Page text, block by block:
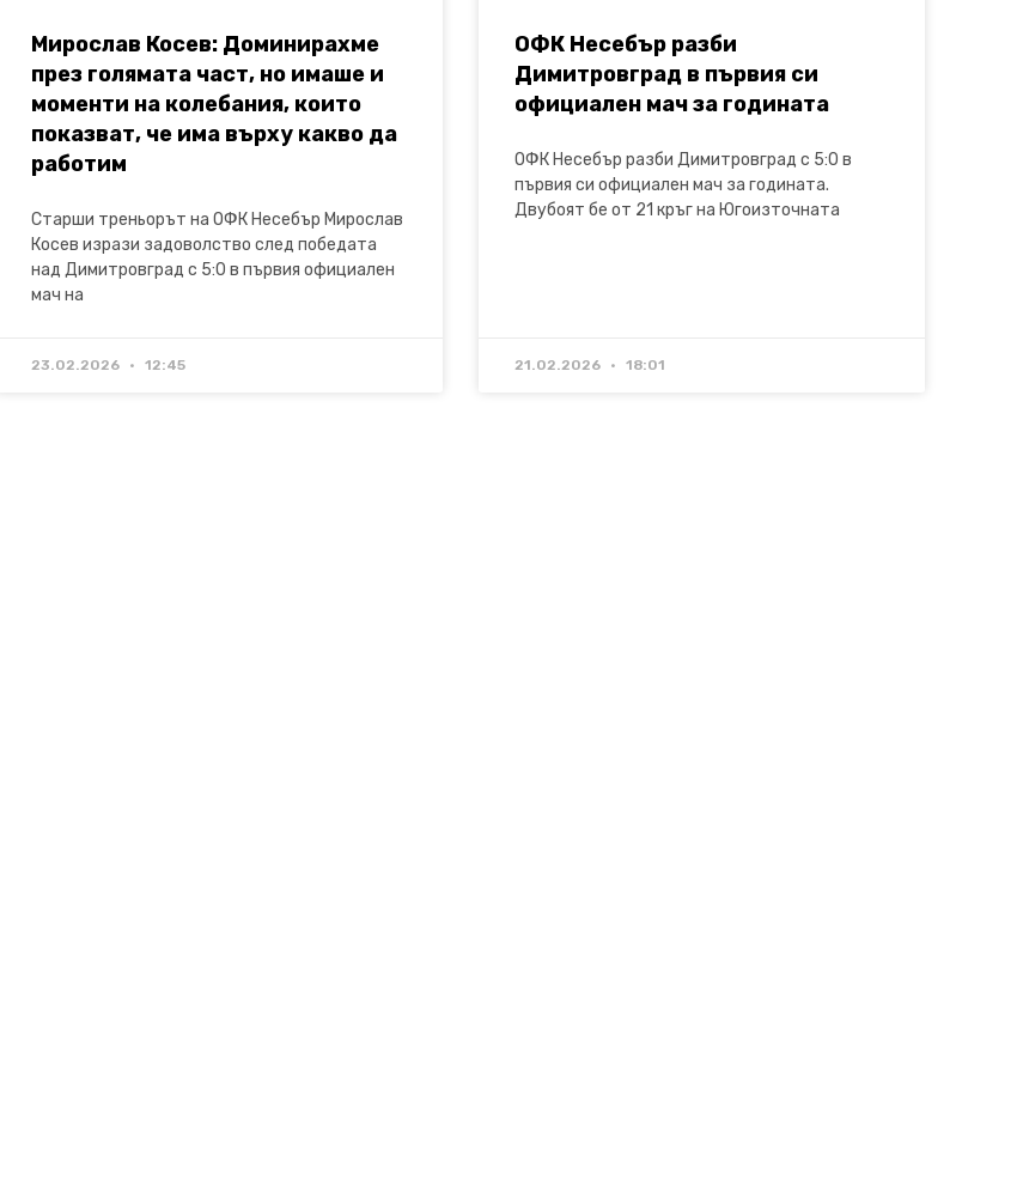
Мирослав Косев: Доминирахме
през голямата част, но имаше и
моменти на колебания, които
показват, че има върху какво да
работим
Старши треньорът на ОФК Несебър Мирослав
Косев изрази задоволство след победата
над Димитровград с 5:0 в първия официален
мач на
23.02.2026 12:45
ОФК Несебър разби
Димитровград в първия си
официален мач за годината
ОФК Несебър разби Димитровград с 5:0 в
първия си официален мач за годината.
Двубоят бе от 21 кръг на Югоизточната
21.02.2026 18:01